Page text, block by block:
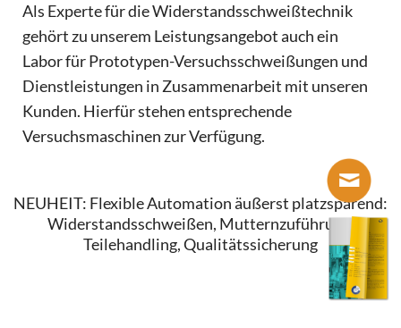
Als Experte für die Widerstandsschweißtechnik
gehört zu unserem Leistungsangebot auch ein
Labor für Prototypen-Versuchsschweißungen und
Dienstleistungen in Zusammenarbeit mit unseren
Kunden. Hierfür stehen entsprechende
Versuchsmaschinen zur Verfügung.
NEUHEIT: Flexible Automation äußerst platzsparend:
Widerstandsschweißen, Mutternzuführung,
Teilehandling, Qualitätssicherung